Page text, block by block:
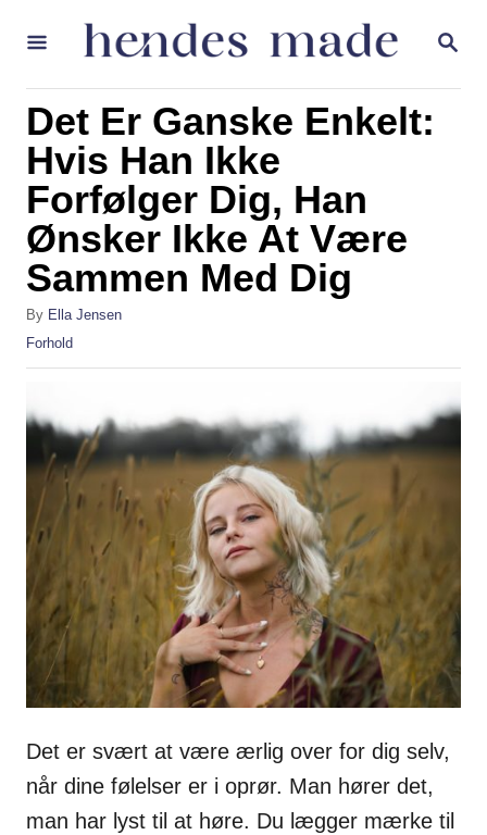
S
A
Det Er Ganske Enkelt:
Hvis Han Ikke
Forfølger Dig, Han
Ønsker Ikke At Være
Sammen Med Dig
By A
u
r
Ella Jensen
C
a
e
g
s
Forhold
Det er svært at være ærlig over for dig selv,
når dine følelser er i oprør. Man hører det,
man har lyst til at høre. Du lægger mærke til